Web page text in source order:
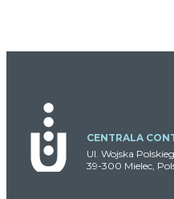
CENTRALA
Ul. Wojska
39-300 Mielec,